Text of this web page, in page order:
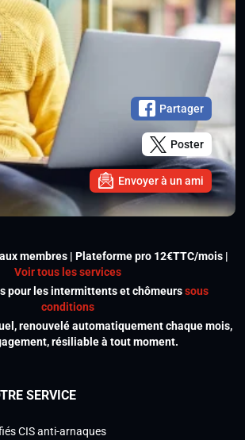
Partager
Poster
Envoyer à un ami
membres | Plateforme pro 12€TTC/mois |
Voir tous les services
pour les intermittents et chômeurssous
conditions
renouvelé automatiquement chaque mois,
résiliable à tout moment.
SERVICE
CIS anti-arnaques